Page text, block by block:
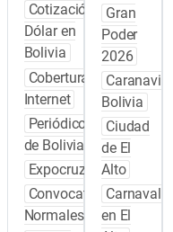
Cotización
Dólar en
Bolivia
Cobertura
Internet
Periódicos
de Bolivia
Expocruz
Convocatoria
Normales
Gran
Poder
2026
Caranavi
Bolivia
Ciudad
de El
Alto
Carnaval
en El